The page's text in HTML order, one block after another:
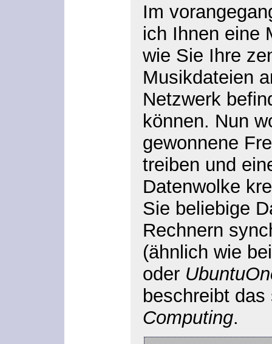
Im
ich Ihnen eine
wie Sie Ihre
Musikdateien
Netzwerk
können. Nun
gewonnene
treiben und
Datenwolke
Sie beliebige
Rechnern
(ähnlich wie
oder
beschreibt
Computing.